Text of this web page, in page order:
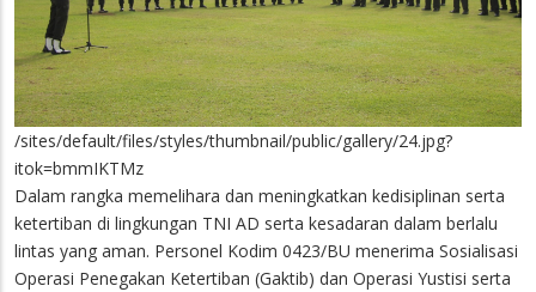
/sites/default/files/styles/thumbnail/public/gallery/24.jpg?
itok=bmmIKTMz
Dalam rangka memelihara dan meningkatkan kedisiplinan serta
ketertiban di lingkungan TNI AD serta kesadaran dalam berlalu
lintas yang aman. Personel Kodim 0423/BU menerima Sosialisasi
Operasi Penegakan Ketertiban (Gaktib) dan Operasi Yustisi serta